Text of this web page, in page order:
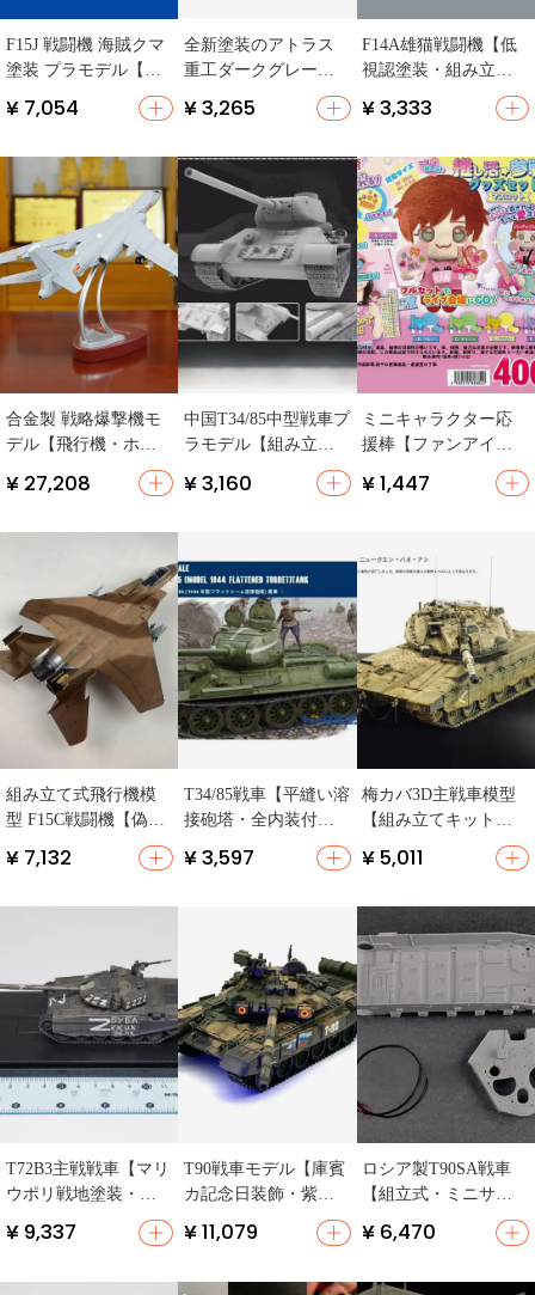
F15J 戦闘機 海賊クマ
塗装 プラモデル【組
み立てキット・スケ
ールモデル】
¥ 7,054
全新塗装のアトラス
重工ダークグレーの
【ミニチュア・Nゲー
¥ 3,265
F14A雄猫戦闘機【低
視認塗装・組み立て
モデル・詳細なディ
テール】
¥ 3,333
合金製 戦略爆撃機モ
デル【飛行機・ホビ
¥ 27,208
中国T34/85中型戦車プ
ラモデル【組み立て
式・ホビー・ディス
プレイ用】
¥ 3,160
ミニキャラクター応
援棒【ファンアイテ
ム・フルカラー・ス
タウィング】
¥ 1,447
組み立て式飛行機模
型 F15C戦闘機【偽装
塗装・ミニカー・模
型】
¥ 7,132
T34/85戦車【平縫い溶
接砲塔・全内装付
¥ 3,597
梅カバ3D主戦車模型
【組み立てキット・
低強度戦闘用・ホビ
ー用】
¥ 5,011
T72B3主戦戦車【マリ
ウポリ戦地塗装・完
¥ 9,337
T90戦車モデル【庫賓
カ記念日装飾・紫外
¥ 11,079
ロシア製T90SA戦車
【組立式・ミニサイ
¥ 6,470